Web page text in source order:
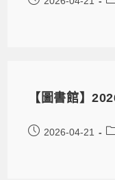
【圖書館】
2026-04-21